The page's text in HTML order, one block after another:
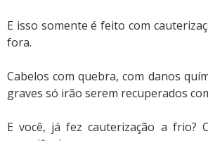
E isso somente é feito com
fora.
Cabelos com quebra, com danos
graves só irão serem recuperados
E você, já fez cauterização a frio?